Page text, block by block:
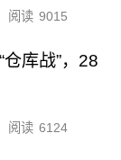
阅读 9015
库战”，28
阅读 6124